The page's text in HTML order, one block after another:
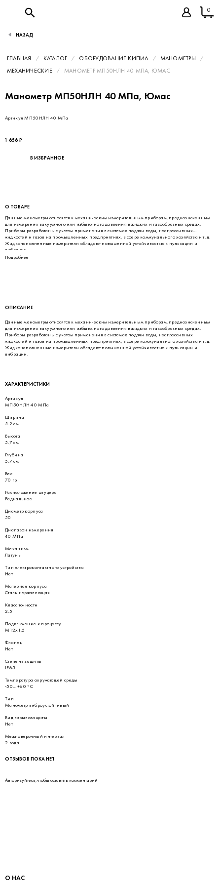
0
ГЛАВНАЯ КАТАЛОГ ОБОРУДОВАНИЕ КИПИА
МАНОМЕТРЫ
МЕХАНИЧЕСКИЕ
МАНОМЕТР МП50НЛН 40 МПА, ЮМАС
Манометр МП50НЛН 40 МПа, Юмас
Артикул МП50НЛН 40 МПа
1 656 ₽
В ИЗБРАННОЕ
О ТОВАРЕ
Данные манометры относятся к механическим измерительным приборам, предназначенным
для измерения вакуумного или избыточного давления в жидких и газообразных средах.
Приборы разработаны с учетом применения в системах подачи воды, неагрессивных
жидкостей и газов на промышленных предприятиях, в сфере коммунального хозяйства и т. д.
Жидконаполненные измерители обладают повышенной устойчивостью к пульсации и
вибрации.
Подробнее
ОПИСАНИЕ
Данные манометры относятся к механическим измерительным приборам, предназначенным
для измерения вакуумного или избыточного давления в жидких и газообразных средах.
Приборы разработаны с учетом применения в системах подачи воды, неагрессивных
жидкостей и газов на промышленных предприятиях, в сфере коммунального хозяйства и т. д.
Жидконаполненные измерители обладают повышенной устойчивостью к пульсации и
вибрации.
ХАРАКТЕРИСТИКИ
Артикул
МП50НЛН 40 МПа
Ширина
5.2 см
Высота
5.7 см
Глубина
5.7 см
Вес
70 гр
Расположение штуцера
Радиальное
Диаметр корпуса
50
Диапазон измерения
40 МПа
Механизм
Латунь
Тип электроконтактного устройства
Нет
Материал корпуса
Сталь нержавеющая
Класс точности
2.5
Подключение к процессу
М12х1,5
Фланец
Нет
Степень защиты
IP65
Температура окружающей среды
-50... +60 °С
Тип
Манометр виброустойчивый
Вид взрывозащиты
Нет
Межповерочный интервал
2 года
ОТЗЫВОВ ПОКА НЕТ
Авторизуйтесь, чтобы оставить комментарий
О НАС
НАЗАД